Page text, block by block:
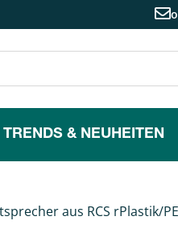
TRENDS & NEUHEITEN
aus RCS rPlastik/